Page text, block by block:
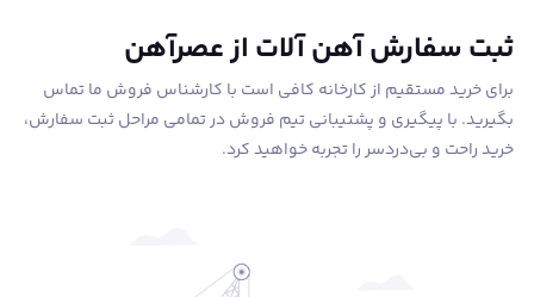
ثبت سفارش آهن آلات از عصرآهن
برای خرید مستقیم از کارخانه کافی است با کارشناس فروش ما تماس
بگیرید. با پیگیری و پشتیبانی تیم فروش در تمامی مراحل ثبت سفارش،
خرید راحت و بی‌دردسر را تجربه خواهید کرد.